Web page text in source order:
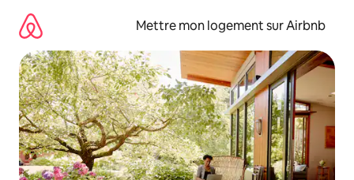
directement
contenu
Mettre mon logement sur Airbnb